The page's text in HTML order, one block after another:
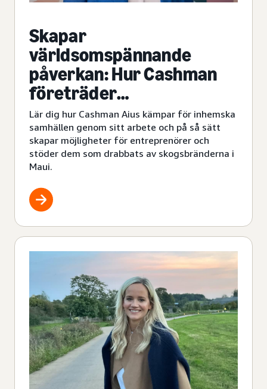
Skapar
världsomspännande
påverkan: Hur Cashman
företräder
ursprungsbefolkningar
Lär dig hur Cashman Aius kämpar för inhemska
samhällen genom sitt arbete och på så sätt
skapar möjligheter för entreprenörer och
stöder dem som drabbats av skogsbränderna i
Maui.